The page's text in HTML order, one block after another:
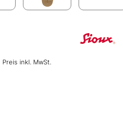
Preis inkl. MwSt.